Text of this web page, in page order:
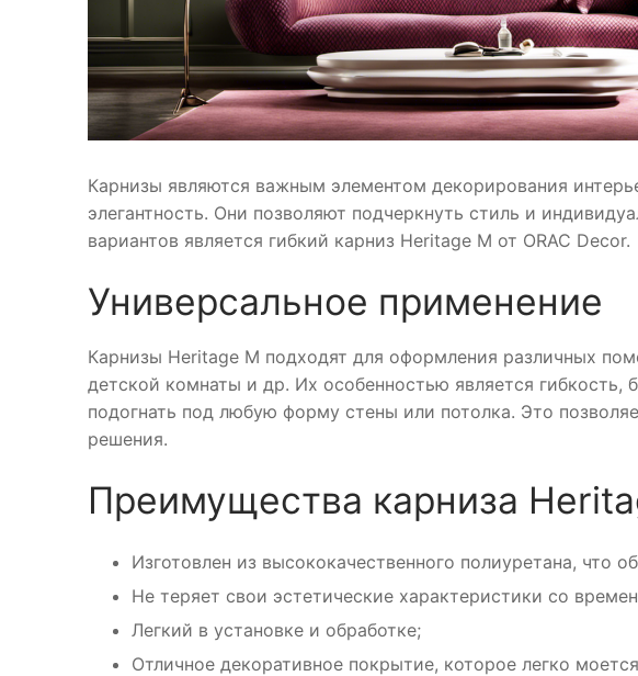
Карнизы являются важным элементом декорирования
элегантность. Они позволяют подчеркнуть стиль и
вариантов является гибкий карниз Heritage M от ORAC Decor.
Универсальное применение
Карнизы Heritage M подходят для оформления различных
детской комнаты и др. Их особенностью является гибкость,
подогнать под любую форму стены или потолка. Это
решения.
Преимущества карниза
Изготовлен из высококачественного полиуретана, что
Не теряет свои эстетические характеристики со
Легкий в установке и обработке;
Отличное декоративное покрытие, которое легко